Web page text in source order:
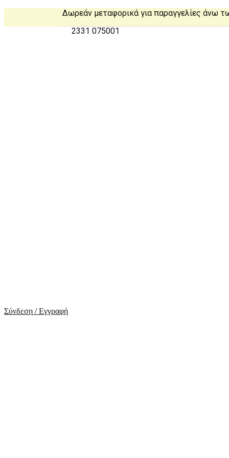
Δωρεάν μεταφορικά για παραγγελίες άνω
2331 075001
Σύνδεση / Εγγραφή